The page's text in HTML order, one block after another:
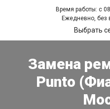
Время работы: с
Ежедневно, без
Выбрать
Замена
Punto